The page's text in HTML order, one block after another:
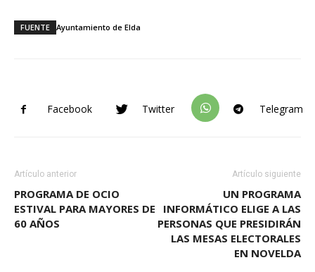
FUENTE Ayuntamiento de Elda
Facebook Twitter Telegram
Artículo anterior
PROGRAMA DE OCIO
ESTIVAL PARA MAYORES DE
60 AÑOS
Artículo siguiente
UN PROGRAMA
INFORMÁTICO ELIGE A LAS
PERSONAS QUE PRESIDIRÁN
LAS MESAS ELECTORALES
EN NOVELDA